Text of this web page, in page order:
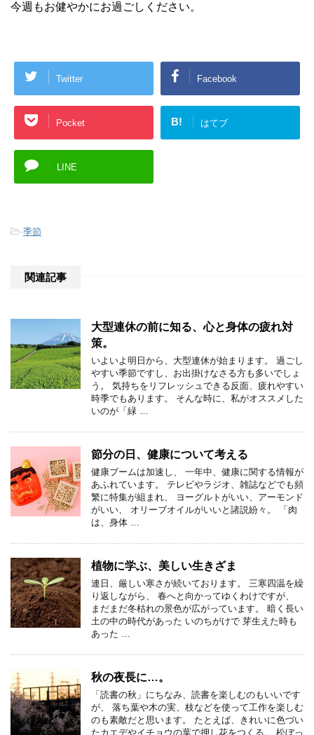
今週もお健やかにお過ごしください。
Twitter Facebook
Pocket B! はてブ
LINE
-季節
関連記事
大型連休の前に知る、心と身体の疲れ対
策。
いよいよ明日から、大型連休が始まります。 過ごし
やすい季節ですし、お出掛けなさる方も多いでしょ
う。 気持ちをリフレッシュできる反面、疲れやすい
時季でもあります。 そんな時に、私がオススメした
いのが「緑 …
節分の日、健康について考える
健康ブームは加速し、 一年中、健康に関する情報が
あふれています。 テレビやラジオ、雑誌などでも頻
繁に特集が組まれ、 ヨーグルトがいい、アーモンド
がいい、 オリーブオイルがいいと諸説紛々。 「肉
は、身体 …
植物に学ぶ、美しい生きざま
連日、厳しい寒さが続いております。 三寒四温を繰
り返しながら、 春へと向かってゆくわけですが、
まだまだ冬枯れの景色が広がっています。 暗く長い
土の中の時代があった いのちがけで 芽生えた時も
あった …
秋の夜長に…。
「読書の秋」にちなみ、読書を楽しむのもいいです
が、 落ち葉や木の実、枝などを使って工作を楽しむ
のも素敵だと思います。 たとえば、きれいに色づい
たカエデやイチョウの葉で押し花をつくる。 松ぼっ